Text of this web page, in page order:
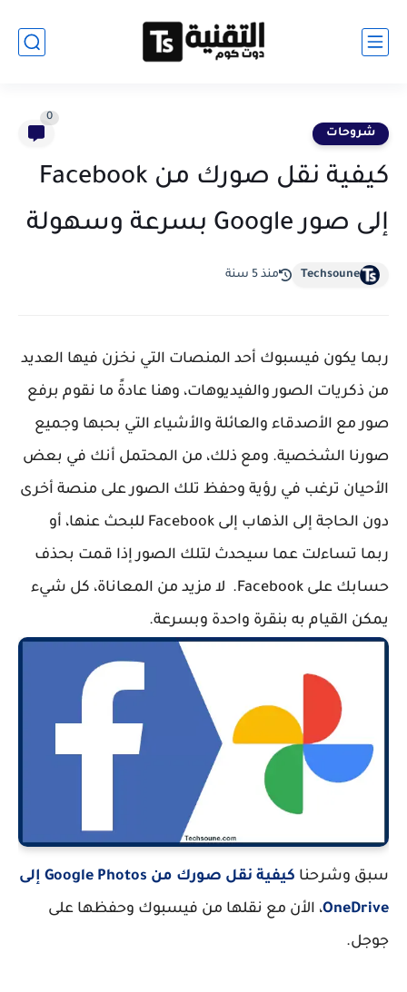
شروحات
0
كيفية نقل صورك من Facebook
إلى صور Google بسرعة وسهولة
Techsoune منذ 5 سنة
ربما يكون فيسبوك أحد المنصات التي نخزن فيها العديد
من ذكريات الصور والفيديوهات، وهنا عادةً ما نقوم برفع
صور مع الأصدقاء والعائلة والأشياء التي بحبها وجميع
صورنا الشخصية. ومع ذلك، من المحتمل أنك في بعض
الأحيان ترغب في رؤية وحفظ تلك الصور على منصة أخرى
دون الحاجة إلى الذهاب إلى Facebook للبحث عنها، أو
ربما تساءلت عما سيحدث لتلك الصور إذا قمت بحذف
حسابك على Facebook. لا مزيد من المعاناة، كل شيء
يمكن القيام به بنقرة واحدة وبسرعة.
سبق وشرحنا
كيفية نقل صورك من Google Photos إلى
OneDrive، الأن مع نقلها من فيسبوك وحفظها على
جوجل.